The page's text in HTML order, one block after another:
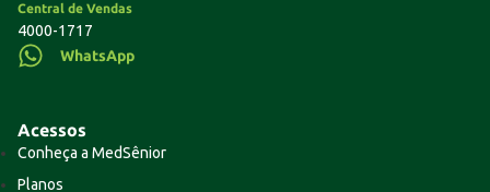
Central de Vendas
4000-1717
WhatsApp
Acessos
Conheça a MedSênior
Planos